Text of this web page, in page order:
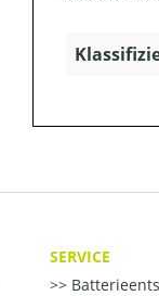
SERVICE